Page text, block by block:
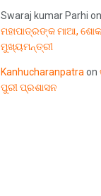
Swaraj kumar Parhi on
ମହାପାତ୍ରଙ୍କ ମାଆ,
ମୁଖ୍ୟମନ୍ତ୍ରୀ
Kanhucharanpatraon
ପୁରୀ ପ୍ରଶାସନ